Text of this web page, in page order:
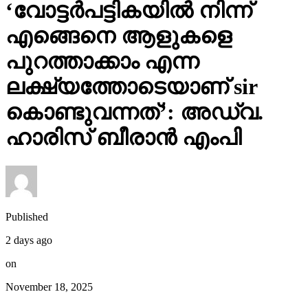
‘വോട്ടര്‍പട്ടികയില്‍ നിന്ന്
എങ്ങെനെ ആളുകളെ
പുറത്താക്കാം എന്ന
ലക്ഷ്യത്തോടെയാണ് sir
കൊണ്ടുവന്നത്’: അഡ്വ.
ഹാരിസ് ബീരാൻ എംപി
Published
2 days ago
on
November 18, 2025